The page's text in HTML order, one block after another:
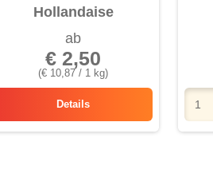
Hollandaise
(€ 10,87 / 1 kg)
ab
€ 2,50
Details
Lotti’s Sauce Hollandaise